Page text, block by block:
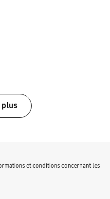
plus
et conditions concernant les